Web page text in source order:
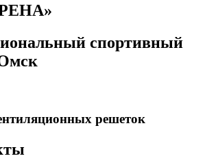
спортивный
решеток